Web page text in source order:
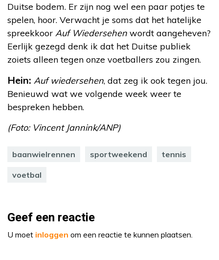
Duitse bodem. Er zijn nog wel een paar potjes te
spelen, hoor. Verwacht je soms dat het hatelijke
spreekkoor Auf Wiedersehen wordt aangeheven?
Eerlijk gezegd denk ik dat het Duitse publiek
zoiets alleen tegen onze voetballers zou zingen.
Hein: Auf wiedersehen, dat zeg ik ook tegen jou.
Benieuwd wat we volgende week weer te
bespreken hebben.
(Foto: Vincent Jannink/ANP)
baanwielrennen sportweekend tennis
voetbal
Geef een reactie
U moet inloggen om een reactie te kunnen plaatsen.